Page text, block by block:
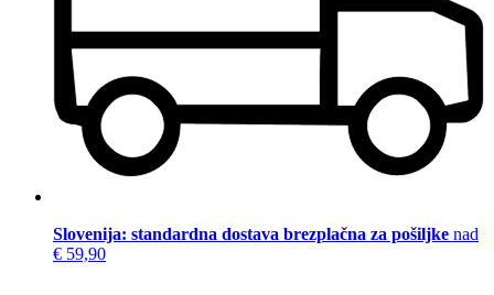
Slovenija: standardna dostava brezplačna za pošiljke nad
€ 59,90